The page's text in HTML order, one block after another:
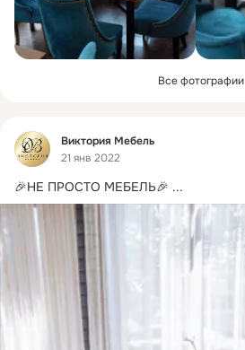
Все фотографии
Фид
Виктория Мебель
21 янв 2022
🎉НЕ ПРОСТО МЕБЕЛЬ🎉 ...